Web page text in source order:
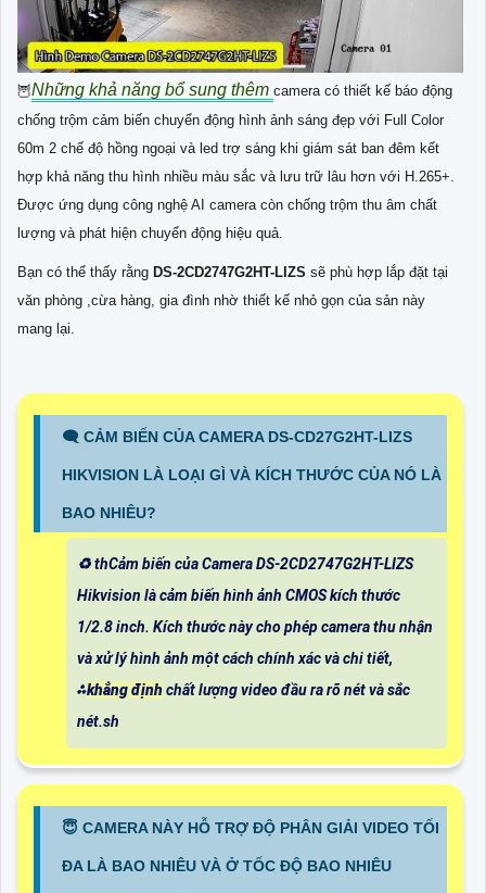
🦉Những khả năng bổ sung thêm camera có thiết kế báo động
chống trộm cảm biến chuyển động hình ảnh sáng đẹp với Full Color
60m 2 chế độ hồng ngoại và led trợ sáng khi giám sát ban đêm kết
hợp khả năng thu hình nhiều màu sắc và lưu trữ lâu hơn với H.265+.
Được ứng dụng công nghệ AI camera còn chống trộm thu âm chất
lượng và phát hiện chuyển động hiệu quả.
Bạn có thể thấy rằng DS-2CD2747G2HT-LIZS sẽ phù hợp lắp đặt tại
văn phòng ,cừa hàng, gia đình nhờ thiết kế nhỏ gọn của sản này
mang lại.
🗨️ CẢM BIẾN CỦA CAMERA DS-CD27G2HT-LIZS
HIKVISION LÀ LOẠI GÌ VÀ KÍCH THƯỚC CỦA NÓ LÀ
BAO NHIÊU?
♻️ thCảm biến của Camera DS-2CD2747G2HT-LIZS
Hikvision là cảm biến hình ảnh CMOS kích thước
1/2.8 inch. Kích thước này cho phép camera thu nhận
và xử lý hình ảnh một cách chính xác và chi tiết,
⁂khẳng định chất lượng video đầu ra rõ nét và sắc
nét.sh
😇 CAMERA NÀY HỖ TRỢ ĐỘ PHÂN GIẢI VIDEO TỐI
ĐA LÀ BAO NHIÊU VÀ Ở TỐC ĐỘ BAO NHIÊU